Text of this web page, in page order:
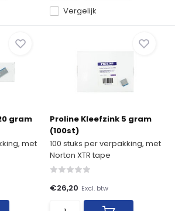
Vergelijk
gram
met
Proline Kleefzink 5 gram
(100st)
100 stuks per verpakking, met
Norton XTR tape
€26,20 Excl. btw